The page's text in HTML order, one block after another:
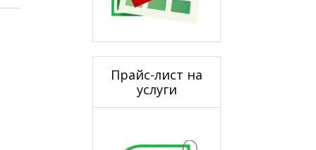
Прайс-лист на
услуги